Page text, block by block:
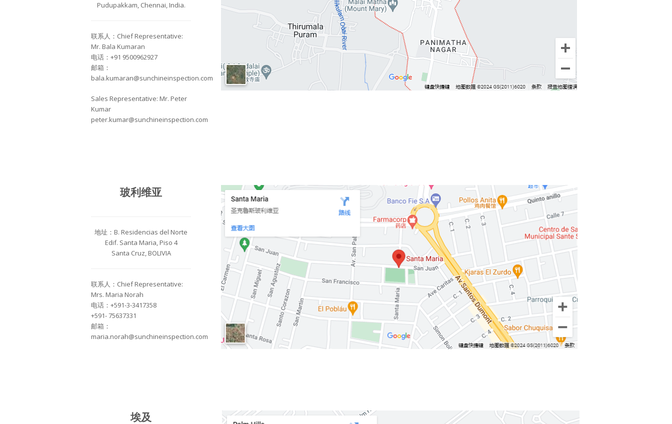
Pudupakkam, Chennai, India.
联系人：Chief Representative:
Mr. Bala Kumaran
电话：+91 9500962927
邮箱：
bala.kumaran@sunchineinspection.com
Sales Representative: Mr. Peter
Kumar
peter.kumar@sunchineinspection.com
玻利维亚
地址：B. Residencias del Norte
Edif. Santa Maria, Piso 4
Santa Cruz, BOLIVIA
联系人：Chief Representative:
Mrs. Maria Norah
电话：+591-3-3417358
+591- 75637331
邮箱：
maria.norah@sunchineinspection.com
埃及